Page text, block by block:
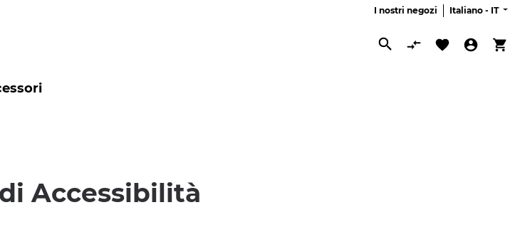
I nostri negozi Italiano - IT
Cerca
Accessibilità